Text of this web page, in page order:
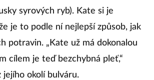
syrových ryb). Kate si je
je to podle ní nejlepší způsob, jak
potravin. „Kate už má dokonalou
cílem je teď bezchybná pleť,“
jejího okolí bulváru.